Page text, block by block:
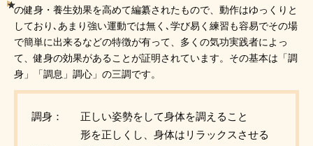
の健身・養生効果を高めて編纂されたもので、動作はゆっくりと
しており､あまり強い運動では無く､学び易く練習も容易でその場
で簡単に出来るなどの特徴が有って、多くの気功実践者によっ
て、健身の効果があることが証明されています。その基本は「調
身」「調息」調心」の三調です。
調身：
正しい姿勢をして身体を調えること
形を正しくし、身体はリラックスさせる